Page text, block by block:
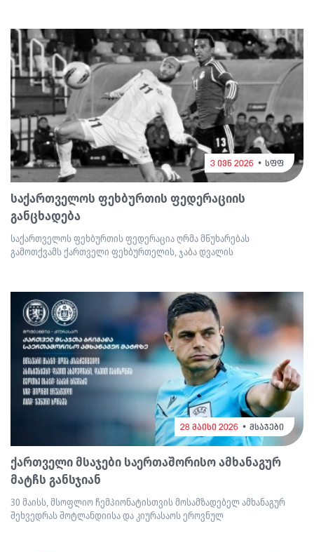
3 ივნ 2026 სფფ
საქართველოს ფეხბურთის ფედერაციის
განცხადება
საქართველოს ფეხბურთის ფედერაცია ღრმა მწუხარებას
გამოთქვამს ქართველი ფეხბურთელის, ჯაბა დვალის
28 მაისი 2026 მსაჯები
ქართველი მსაჯები საერთაშორისო ამხანაგურ
მატჩს განსჯიან
30 მაისს, მსოფლიო ჩემპიონატისთვის მოსამზადებელ ამხანაგურ
შეხვედრას შოტლანდიისა და კიურასაოს ეროვნულ